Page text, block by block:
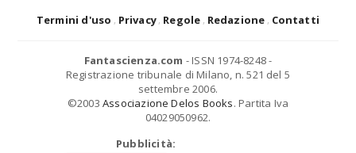
Termini d'uso Privacy Regole Redazione Contatti
Fantascienza.com - ISSN 1974-8248 -
Registrazione tribunale di Milano, n. 521 del 5
settembre 2006.
©2003 Associazione Delos Books. Partita Iva
04029050962.
Pubblicità: